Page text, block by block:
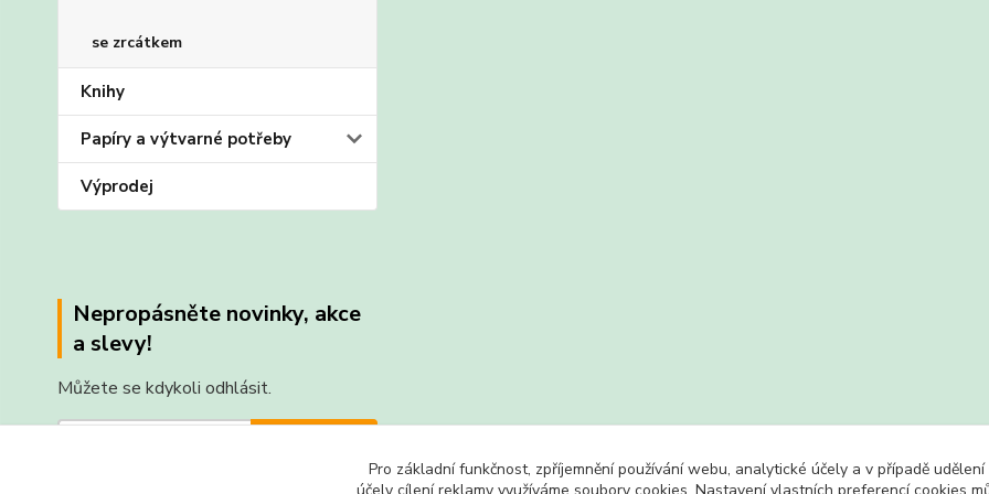
se zrcátkem
Knihy
Papíry a výtvarné potřeby
Výprodej
Nepropásněte novinky, akce
a slevy!
Můžete se kdykoli odhlásit.
za účelem
Pro základní funkčnost, zpříjemnění používání webu, analytické účely a v případě